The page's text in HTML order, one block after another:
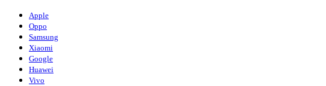
Apple
Oppo
Samsung
Xiaomi
Google
Huawei
Vivo